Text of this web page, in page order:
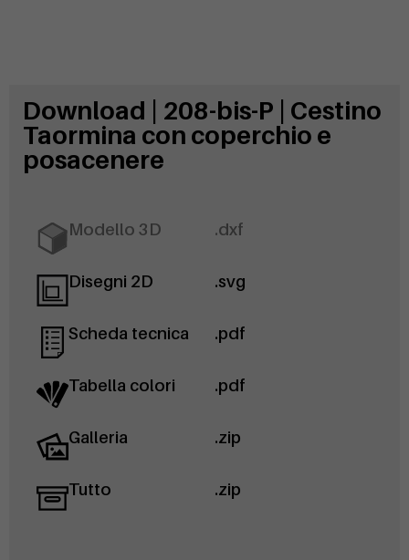
Download | 208-bis-P | Cestino
Taormina con coperchio e
posacenere
Modello 3D .dxf
Disegni 2D .svg
Scheda tecnica .pdf
Tabella colori .pdf
Galleria .zip
Tutto .zip